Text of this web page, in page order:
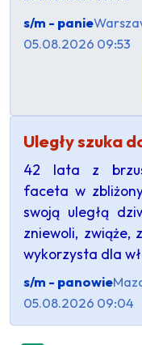
s/m - panie
05.08.2026 09:53
Uległy szuka
42 lata z
faceta w
swoją uległą
zniewoli, zwiąże,
wykorzysta dla
s/m - panowie
05.08.2026 09:04